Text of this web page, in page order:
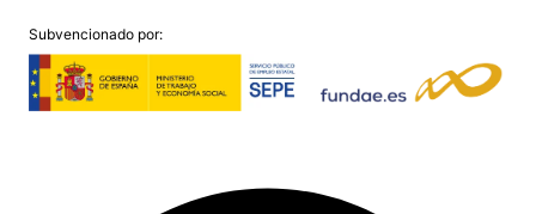
Subvencionado por: